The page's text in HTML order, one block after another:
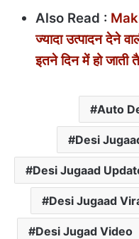
Also Read :
ज्यादा उत्पादन देने
इतने दिन में हो जाती
Auto
Desi
Desi Jugaad
Desi Jugaad
Desi Jugad Video